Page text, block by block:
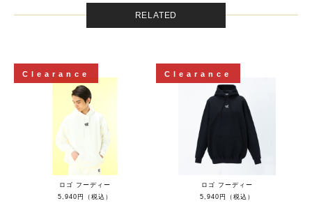
RELATED
Clearance
ロゴ フーディー
5,940円（税込）
Clearance
ロゴ フーディー
5,940円（税込）